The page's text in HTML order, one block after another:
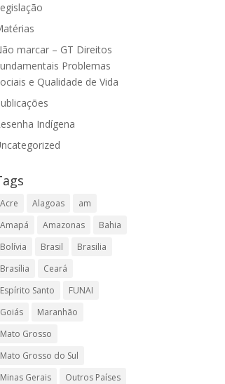
marcar – GT Direitos
Problemas
e Qualidade de Vida
Indígena
Acre Alagoas
am
Amapá
Amazonas
Bahia
Bolívia
Brasil
Brasilia
Brasília
Ceará
Espírito Santo
FUNAI
Goiás
Maranhão
Mato Grosso
Mato Grosso do Sul
Minas Gerais
Outros Países